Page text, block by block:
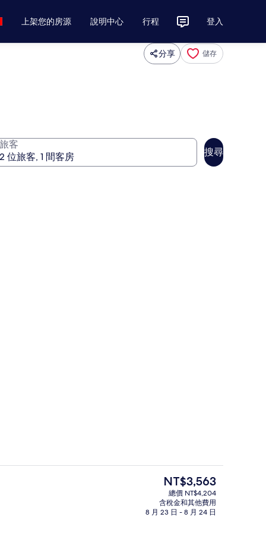
上架您的房源 說明中心 行程 登入
分享 儲存
旅客
搜尋
居區 | 49-吋 LCD 液晶電視、有線頻道、電視、付費電影豪華套房, 1 張特大雙人床 (Garden) |
目
前
的
價
NT$3,563
總價 NT$4,204
含稅金和其他費用
8 月 23 日 - 8 月 24 日